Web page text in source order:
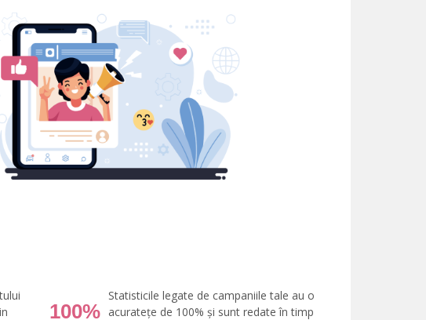
100%
Statisticile legate de campaniile tale au o
acuratețe de 100% și sunt redate în timp